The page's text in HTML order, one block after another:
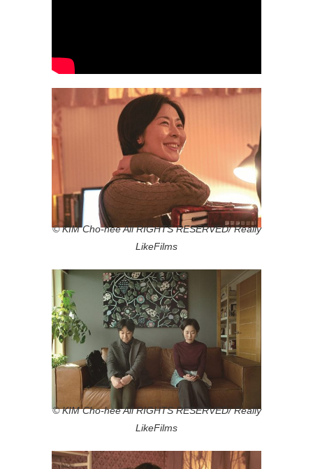
© KIM Cho-hee All RIGHTS RESERVED/ Really
LikeFilms
© KIM Cho-hee All RIGHTS RESERVED/ Really
LikeFilms